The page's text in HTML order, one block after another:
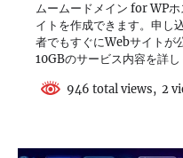
ムームードメイン for WP
イトを作成できます。申し
者でもすぐにWebサイトが
10GBのサービス内容を詳し
946 total views, 2